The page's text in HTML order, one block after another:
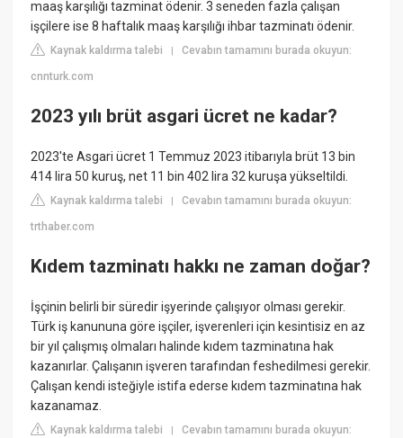
maaş karşılığı tazminat ödenir. 3 seneden fazla çalışan
işçilere ise 8 haftalık maaş karşılığı ihbar tazminatı ödenir.
Kaynak kaldırma talebi |Cevabın tamamını burada okuyun:
cnnturk.com
2023 yılı brüt asgari ücret ne kadar?
2023'te Asgari ücret 1 Temmuz 2023 itibarıyla brüt 13 bin
414 lira 50 kuruş, net 11 bin 402 lira 32 kuruşa yükseltildi.
Kaynak kaldırma talebi |Cevabın tamamını burada okuyun:
trthaber.com
Kıdem tazminatı hakkı ne zaman doğar?
İşçinin belirli bir süredir işyerinde çalışıyor olması gerekir.
Türk iş kanununa göre işçiler, işverenleri için kesintisiz en az
bir yıl çalışmış olmaları halinde kıdem tazminatına hak
kazanırlar. Çalışanın işveren tarafından feshedilmesi gerekir.
Çalışan kendi isteğiyle istifa ederse kıdem tazminatına hak
kazanamaz.
Kaynak kaldırma talebi |Cevabın tamamını burada okuyun: